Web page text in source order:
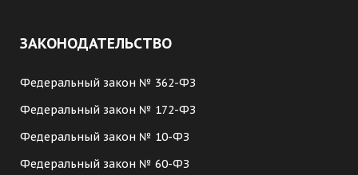
ЗАКОНОДАТЕЛЬСТВО
Федеральный закон № 362-ФЗ
Федеральный закон № 172-ФЗ
Федеральный закон № 10-ФЗ
Федеральный закон № 60-ФЗ